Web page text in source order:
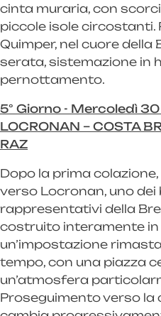
cinta muraria, con
piccole isole
Quimper, nel cuore della
serata, sistemazione in
pernottamento.
5° Giorno - Mercoledì
LOCRONAN – COSTA
RAZ
Dopo la prima
verso Locronan, uno dei
rappresentativi della
costruito interamente
un’impostazione
tempo, con una piazza
un’atmosfera
Proseguimento verso la